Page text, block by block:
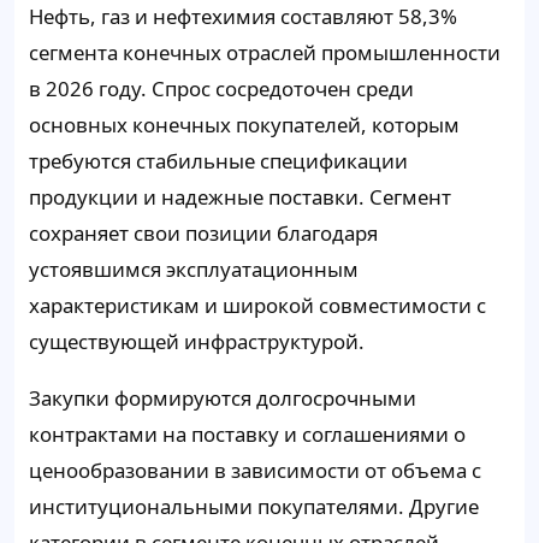
Нефть, газ и нефтехимия составляют 58,3%
сегмента конечных отраслей промышленности
в 2026 году. Спрос сосредоточен среди
основных конечных покупателей, которым
требуются стабильные спецификации
продукции и надежные поставки. Сегмент
сохраняет свои позиции благодаря
устоявшимся эксплуатационным
характеристикам и широкой совместимости с
существующей инфраструктурой.
Закупки формируются долгосрочными
контрактами на поставку и соглашениями о
ценообразовании в зависимости от объема с
институциональными покупателями. Другие